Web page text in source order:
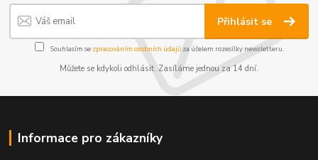
Přihlásit se
Souhlasím se zpracováním osobních údajůza účelem rozesílky newsletteru.
Můžete se kdykoli odhlásit. Zasíláme jednou za 14 dní.
Informace pro zákazníky